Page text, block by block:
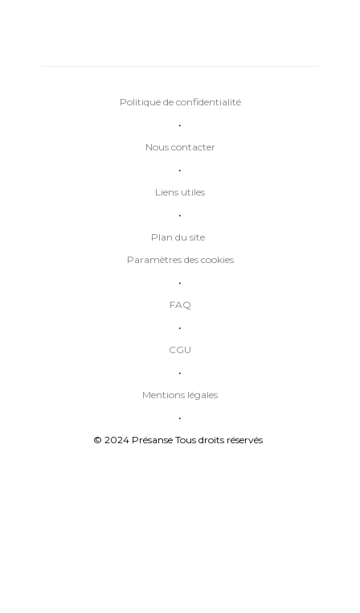
Plan du site
•
Liens utiles
•
Nous contacter
•
Politique de confidentialité
© 2024 Présanse Tous droits réservés
•
Mentions légales
•
CGU
•
FAQ
•
Paramètres des cookies